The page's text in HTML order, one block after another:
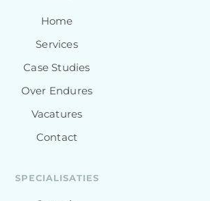
Home
Services
Case Studies
Over Endures
Vacatures
Contact
SPECIALISATIES